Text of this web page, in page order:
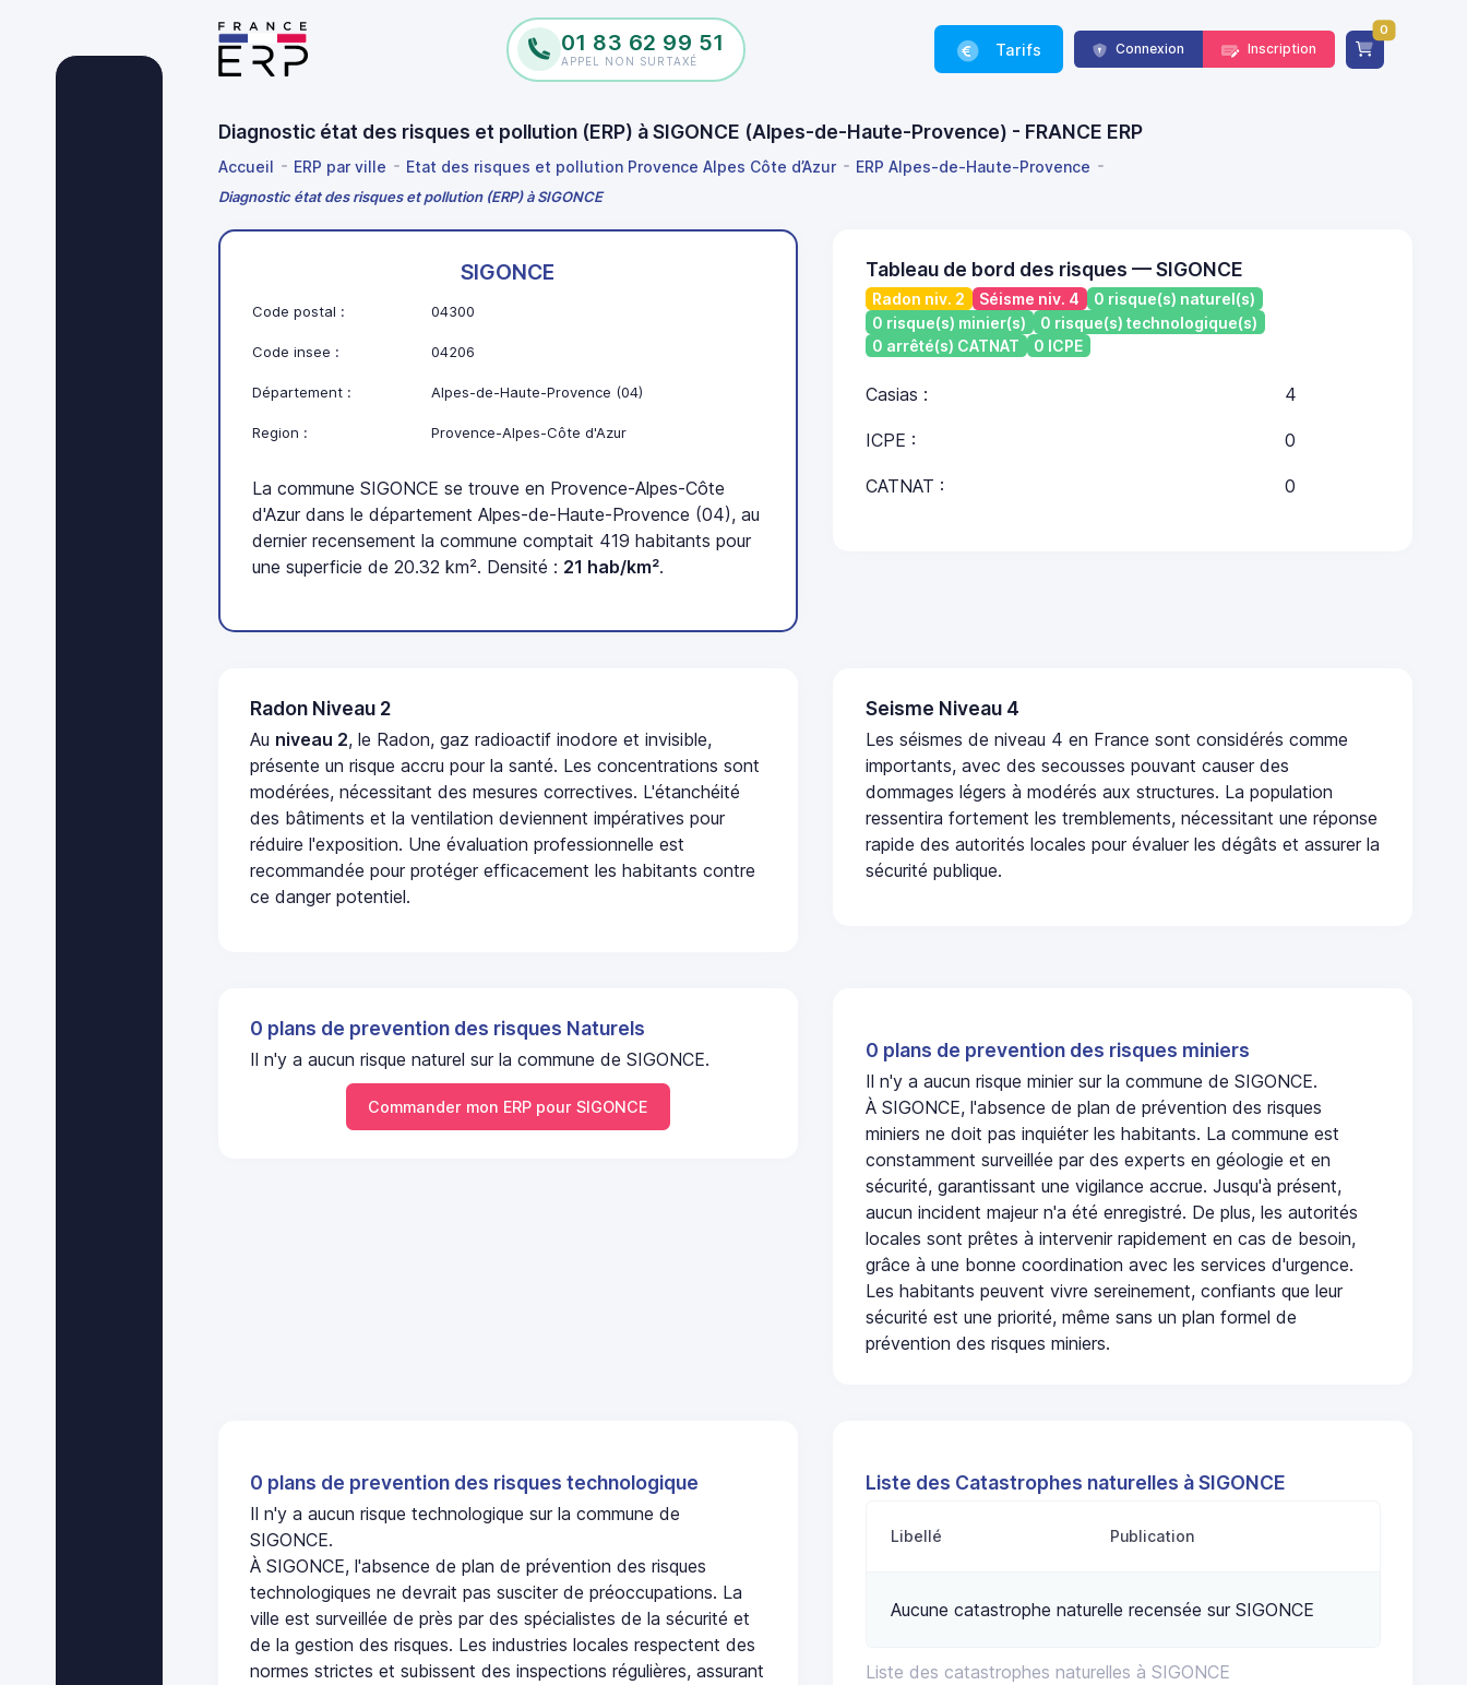
01 83 62 99 51
APPEL NON SURTAXÉ
Tarifs Connexion Inscription
0
Diagnostic état des risques et pollution (ERP) à SIGONCE (Alpes-de-Haute-Provence) - FRANCE ERP
Accueil ERP par ville Etat des risques et pollution Provence Alpes Côte d’Azur ERP Alpes-de-Haute-Provence
Diagnostic état des risques et pollution (ERP) à SIGONCE
SIGONCE
Code postal : 04300
Code insee : 04206
Département : Alpes-de-Haute-Provence (04)
Region : Provence-Alpes-Côte d'Azur
La commune SIGONCE se trouve en Provence-Alpes-Côte
d'Azur dans le département Alpes-de-Haute-Provence (04), au
dernier recensement la commune comptait 419 habitants pour
une superficie de 20.32 km². Densité : 21 hab/km².
Tableau de bord des risques — SIGONCE
Radon niv. 2 Séisme niv. 4
0 risque(s) naturel(s)
0 risque(s) minier(s)
0 risque(s) technologique(s)
0 arrêté(s) CATNAT
0 ICPE
Casias : 4
ICPE : 0
CATNAT : 0
Radon Niveau 2
Au niveau 2, le Radon, gaz radioactif inodore et invisible,
présente un risque accru pour la santé. Les concentrations sont
modérées, nécessitant des mesures correctives. L'étanchéité
des bâtiments et la ventilation deviennent impératives pour
réduire l'exposition. Une évaluation professionnelle est
recommandée pour protéger efficacement les habitants contre
ce danger potentiel.
Seisme Niveau 4
Les séismes de niveau 4 en France sont considérés comme
importants, avec des secousses pouvant causer des
dommages légers à modérés aux structures. La population
ressentira fortement les tremblements, nécessitant une réponse
rapide des autorités locales pour évaluer les dégâts et assurer la
sécurité publique.
0 plans de prevention des risques Naturels
Il n'y a aucun risque naturel sur la commune de SIGONCE.
Commander mon ERP pour SIGONCE
0 plans de prevention des risques miniers
Il n'y a aucun risque minier sur la commune de SIGONCE.
À SIGONCE, l'absence de plan de prévention des risques
miniers ne doit pas inquiéter les habitants. La commune est
constamment surveillée par des experts en géologie et en
sécurité, garantissant une vigilance accrue. Jusqu'à présent,
aucun incident majeur n'a été enregistré. De plus, les autorités
locales sont prêtes à intervenir rapidement en cas de besoin,
grâce à une bonne coordination avec les services d'urgence.
Les habitants peuvent vivre sereinement, confiants que leur
sécurité est une priorité, même sans un plan formel de
prévention des risques miniers.
0 plans de prevention des risques technologique
Il n'y a aucun risque technologique sur la commune de
SIGONCE.
À SIGONCE, l'absence de plan de prévention des risques
technologiques ne devrait pas susciter de préoccupations. La
ville est surveillée de près par des spécialistes de la sécurité et
de la gestion des risques. Les industries locales respectent des
normes strictes et subissent des inspections régulières, assurant
Liste des Catastrophes naturelles à SIGONCE
Liste des catastrophes naturelles à SIGONCE
Libellé Publication
Aucune catastrophe naturelle recensée sur SIGONCE